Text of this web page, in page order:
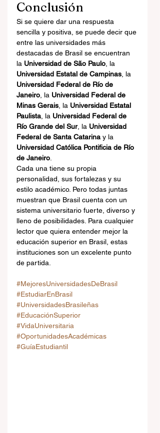
Conclusión
Si se quiere dar una respuesta
sencilla y positiva, se puede decir que
entre las universidades más
destacadas de Brasil se encuentran
la Universidad de São Paulo , la
Universidad Estatal de Campinas , la
Universidad Federal de Río de
Janeiro , la Universidad Federal de
Minas Gerais , la Universidad Estatal
Paulista , la Universidad Federal de
Río Grande del Sur, la Universidad
Federal de Santa Catarina y la
Universidad Católica Pontificia de Río
de Janeiro
Cada una tiene su propia
personalidad, sus fortalezas y su
estilo académico. Pero todas juntas
muestran que Brasil cuenta con un
sistema universitario fuerte, diverso y
lleno de posibilidades. Para cualquier
lector que quiera entender mejor la
educación superior en Brasil, estas
instituciones son un excelente punto
de partida.
#MejoresUniversidadesDeBrasil
#EstudiarEnBrasil
#UniversidadesBrasileñas
#EducaciónSuperior
#VidaUniversitaria
#OportunidadesAcadémicas
#GuíaEstudiantil